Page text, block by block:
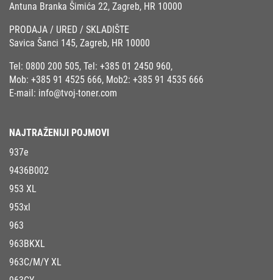
Antuna Branka Šimića 22, Zagreb, HR 10000
PRODAJA / URED / SKLADIŠTE
Savica Šanci 145, Zagreb, HR 10000
Tel: 0800 200 505, Tel: +385 01 2450 960,
Mob: +385 91 4525 666, Mob2: +385 91 4535 666
E-mail: info@tvoj-toner.com
NAJTRAŽENIJI POJMOVI
937e
9436B002
953 XL
953xl
963
963BKXL
963C/M/Y XL